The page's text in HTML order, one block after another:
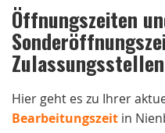
Öffnungszeiten
Hier geht es zu Ihrer
Bearbeitungszeit in